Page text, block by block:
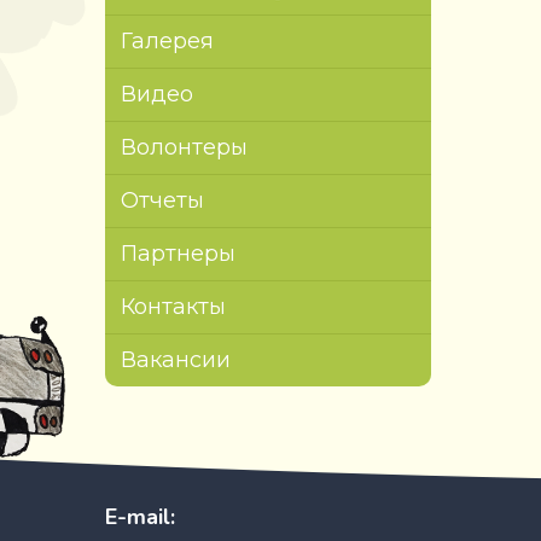
Галерея
Видео
Волонтеры
Отчеты
Партнеры
Контакты
Вакансии
E-mail: